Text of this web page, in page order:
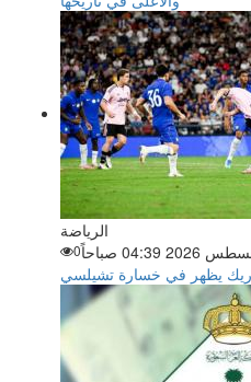
الرياضة
0
يظهر في خسارة تشيلسي